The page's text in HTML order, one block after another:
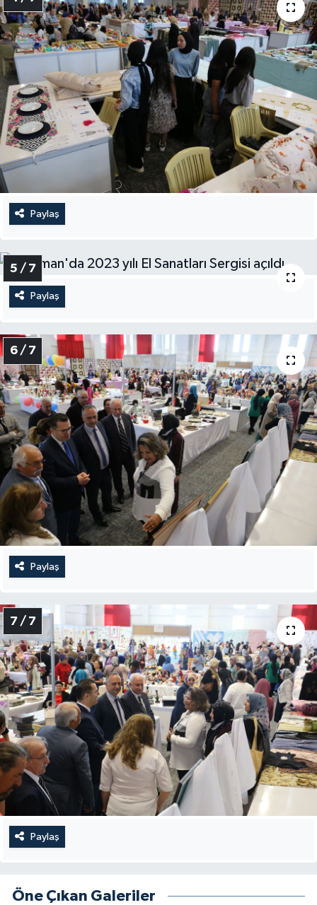
Paylaş
5 / 7
Paylaş
6 / 7
Paylaş
7 / 7
Paylaş
Öne Çıkan Galeriler